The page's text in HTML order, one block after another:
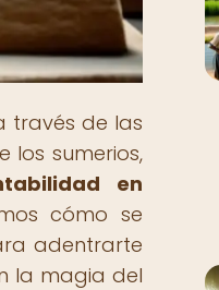
través de las
los sumerios,
en
cómo se
adentrarte
la magia del